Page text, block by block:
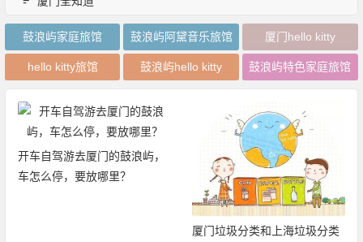
鼓浪屿家庭旅馆 鼓浪屿阿黛音乐旅馆 厦门hello kitty
hello kitty旅馆 鼓浪屿hello kitty 鼓浪屿特色家庭旅馆
开车自驾游去厦门的鼓浪屿，
车怎么停，要放哪里？
厦门垃圾分类和上海垃圾分类